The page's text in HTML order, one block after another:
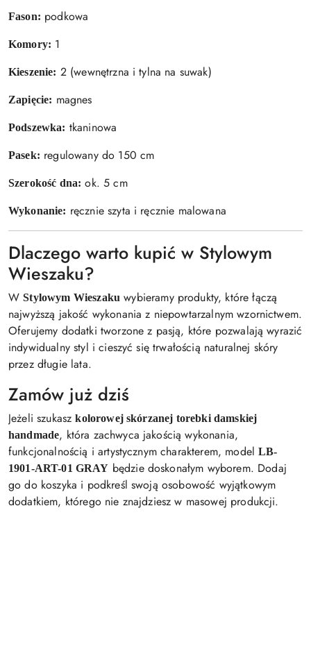
Fason: podkowa
Komory: 1
Kieszenie: 2 (wewnętrzna i tylna na suwak)
Zapięcie: magnes
Podszewka: tkaninowa
Pasek: regulowany do 150 cm
Szerokość dna: ok. 5 cm
Wykonanie: ręcznie szyta i ręcznie malowana
Dlaczego warto kupić w Stylowym
Wieszaku?
WStylowym Wieszaku wybieramy produkty, które łączą
najwyższą jakość wykonania z niepowtarzalnym wzornictwem.
Oferujemy dodatki tworzone z pasją, które pozwalają wyrazić
indywidualny styl i cieszyć się trwałością naturalnej skóry
przez długie lata.
Zamów już dziś
Jeżeli szukaszkolorowej skórzanej torebki damskiej
handmade, która zachwyca jakością wykonania,
funkcjonalnością i artystycznym charakterem, modelLB-
1901-ART-01 GRAY będzie doskonałym wyborem. Dodaj
go do koszyka i podkreśl swoją osobowość wyjątkowym
dodatkiem, którego nie znajdziesz w masowej produkcji.